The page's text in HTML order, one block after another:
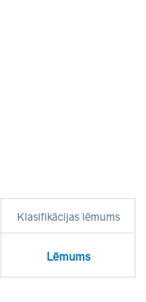
Klasifikācijas lēmums
Lēmums